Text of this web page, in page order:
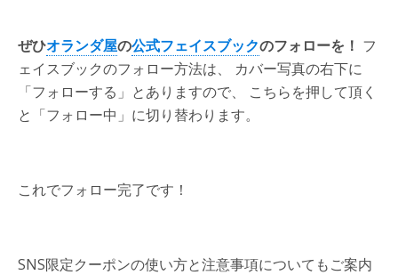
ぜひオランダ屋の公式フェイスブックのフォローを！ フ
ェイスブックのフォロー方法は、 カバー写真の右下に
「フォローする」とありますので、 こちらを押して頂く
と「フォロー中」に切り替わります。
これでフォロー完了です！
SNS限定クーポンの使い方と注意事項についてもご案内